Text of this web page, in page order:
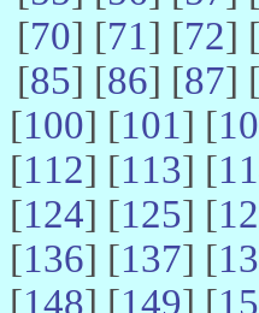
[70] [71] [72] [
[85] [86] [87] [
[100] [101] [
[112] [113] [
[124] [125] [
[136] [137] [
[148] [149] [